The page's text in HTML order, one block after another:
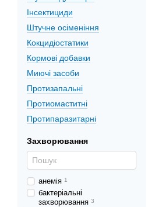
Інсектициди
Штучне осіменіння
Кокцидіостатики
Кормові добавки
Миючі засоби
Протизапальні
Протиомаститні
Протипаразитарні
Захворювання
анемія 1
бактеріальні
захворювання 3